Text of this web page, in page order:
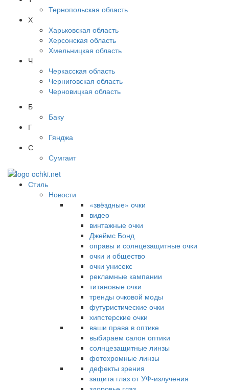
Тернопольская область
Х
Харьковская область
Херсонская область
Хмельницкая область
Ч
Черкасская область
Черниговская область
Черновицкая область
Б
Баку
Г
Гянджа
С
Сумгаит
Стиль
Новости
«звёздные» очки
видео
винтажные очки
Джеймс Бонд
оправы и солнцезащитные очки
очки и общество
очки унисекс
рекламные кампании
титановые очки
тренды очковой моды
футуристические очки
хипстерские очки
ваши права в оптике
выбираем салон оптики
солнцезащитные линзы
фотохромные линзы
дефекты зрения
защита глаз от УФ-излучения